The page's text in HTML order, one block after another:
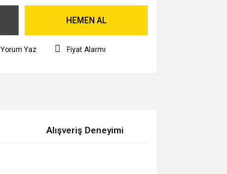
HEMEN AL
Yorum Yaz Fiyat Alarmı
Alışveriş Deneyimi